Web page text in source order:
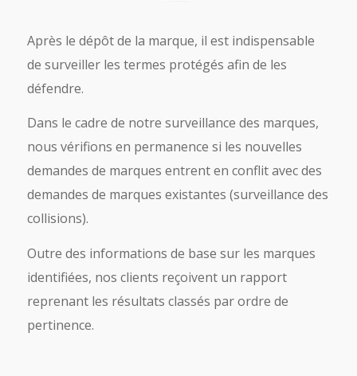
Après le dépôt de la marque, il est indispensable
de surveiller les termes protégés afin de les
défendre.
Dans le cadre de notre surveillance des marques,
nous vérifions en permanence si les nouvelles
demandes de marques entrent en conflit avec des
demandes de marques existantes (surveillance des
collisions).
Outre des informations de base sur les marques
identifiées, nos clients reçoivent un rapport
reprenant les résultats classés par ordre de
pertinence.